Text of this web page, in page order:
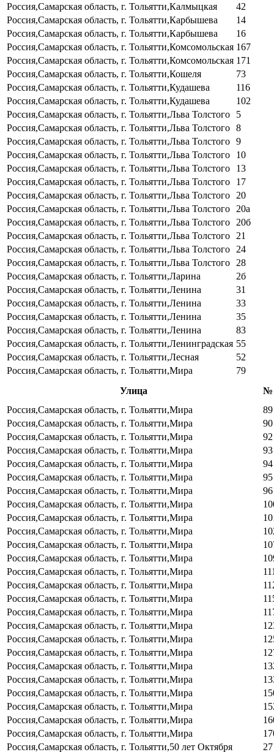
Россия,Самарская область, г. Тольятти,Калмыцкая
42
Россия,Самарская область, г. Тольятти,Карбышева
14
Россия,Самарская область, г. Тольятти,Карбышева
16
Россия,Самарская область, г. Тольятти,Комсомольская 167
Россия,Самарская область, г. Тольятти,Комсомольская 171
Россия,Самарская область, г. Тольятти,Кошеля
73
Россия,Самарская область, г. Тольятти,Кудашева
116
Россия,Самарская область, г. Тольятти,Кудашева
102
Россия,Самарская область, г. Тольятти,Льва Толстого
5
Россия,Самарская область, г. Тольятти,Льва Толстого 8
Россия,Самарская область, г. Тольятти,Льва Толстого 9
Россия,Самарская область, г. Тольятти,Льва Толстого
10
Россия,Самарская область, г. Тольятти,Льва Толстого
13
Россия,Самарская область, г. Тольятти,Льва Толстого
17
Россия,Самарская область, г. Тольятти,Льва Толстого
20
Россия,Самарская область, г. Тольятти,Льва Толстого
20а
Россия,Самарская область, г. Тольятти,Льва Толстого
20б
Россия,Самарская область, г. Тольятти,Льва Толстого
21
Россия,Самарская область, г. Тольятти,Льва Толстого
24
Россия,Самарская область, г. Тольятти,Льва Толстого
28
Россия,Самарская область, г. Тольятти,Ларина
2б
Россия,Самарская область, г. Тольятти,Ленина
31
Россия,Самарская область, г. Тольятти,Ленина
33
Россия,Самарская область, г. Тольятти,Ленина
35
Россия,Самарская область, г. Тольятти,Ленина
83
Россия,Самарская область, г. Тольятти,Ленинградская 55
Россия,Самарская область, г. Тольятти,Лесная
52
Россия,Самарская область, г. Тольятти,Мира
79
Улица
№
Россия,Самарская область, г. Тольятти,Мира
89
Россия,Самарская область, г. Тольятти,Мира
90
Россия,Самарская область, г. Тольятти,Мира
92
Россия,Самарская область, г. Тольятти,Мира
93
Россия,Самарская область, г. Тольятти,Мира
94
Россия,Самарская область, г. Тольятти,Мира
95
Россия,Самарская область, г. Тольятти,Мира
96
Россия,Самарская область, г. Тольятти,Мира
Россия,Самарская область, г. Тольятти,Мира
Россия,Самарская область, г. Тольятти,Мира
Россия,Самарская область, г. Тольятти,Мира
Россия,Самарская область, г. Тольятти,Мира
Россия,Самарская область, г. Тольятти,Мира
111
Россия,Самарская область, г. Тольятти,Мира
Россия,Самарская область, г. Тольятти,Мира
Россия,Самарская область, г. Тольятти,Мира
Россия,Самарская область, г. Тольятти,Мира
Россия,Самарская область, г. Тольятти,Мира
Россия,Самарская область, г. Тольятти,Мира
Россия,Самарская область, г. Тольятти,Мира
Россия,Самарская область, г. Тольятти,Мира
Россия,Самарская область, г. Тольятти,Мира
Россия,Самарская область, г. Тольятти,Мира
Россия,Самарская область, г. Тольятти,Мира
Россия,Самарская область, г. Тольятти,Мира
Россия,Самарская область, г. Тольятти,50 лет Октября
27